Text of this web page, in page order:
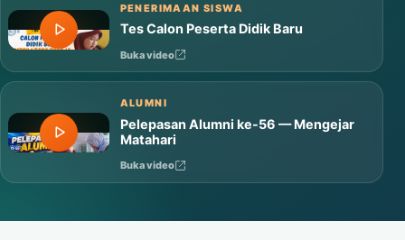
PENERIMAAN SISWA
Tes Calon Peserta Didik Baru
Buka video
ALUMNI
Pelepasan Alumni ke-56 — Mengejar
Matahari
Buka video